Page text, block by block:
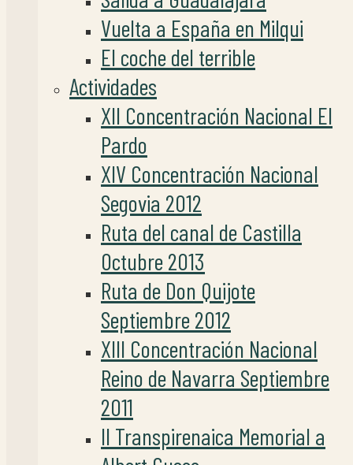
Vuelta a España en Milqui
El coche del terrible
Actividades
XII Concentración Nacional El
Pardo
XIV Concentración Nacional
Segovia 2012
Ruta del canal de Castilla
Octubre 2013
Ruta de Don Quijote
Septiembre 2012
XIII Concentración Nacional
Reino de Navarra Septiembre
2011
II Transpirenaica Memorial a